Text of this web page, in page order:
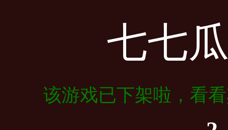
七七
该游戏已下架啦，看